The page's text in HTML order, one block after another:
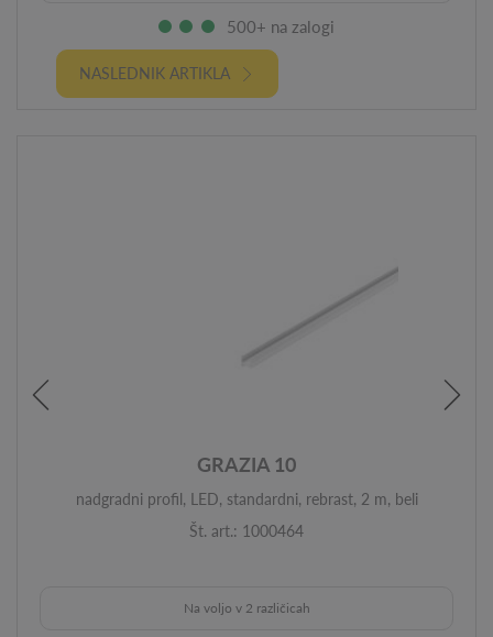
500+ na zalogi
NASLEDNIK ARTIKLA
GRAZIA 10
nadgradni profil, LED, standardni, rebrast, 2 m, beli
Št. art.: 1000464
Na voljo v 2 različicah